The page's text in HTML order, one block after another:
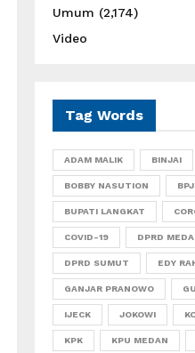
Umum (2,174)
Video
Tag Words
ADAM MALIK BINJAI
BOBBY NASUTION
BUPATI LANGKAT
COVID-19 DPRD
DPRD SUMUT EDY
GANJAR PRANOWO
IJECK JOKOWI
KPK KPU MEDAN